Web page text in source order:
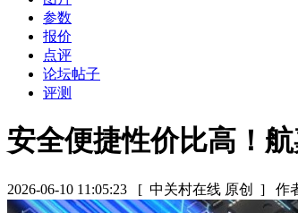
参数
报价
点评
论坛帖子
评测
安全便捷性价比高！
2026-06-10 11:05:23 [ 中关村在线 原创 ] 作